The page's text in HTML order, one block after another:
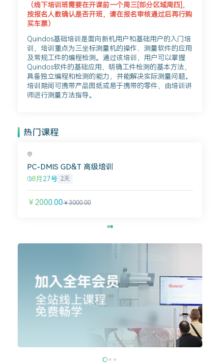
（线下培训班需要在开课前一个周三[部分区域周四]，
按报名人数确认是否开班，请在报名审核通过后再行购
买车票）
Quindos基础培训是面向新机用户和基础用户的入门培
训，培训重点为三坐标测量机的操作、测量软件的应用
及常规工件的编程检测。通过该培训，用户可以掌握
Quindos软件的基础应用，明确工件检测的基本方法，
具备独立编程和检测的能力，并能解决实际测量问题。
培训期间可携带产品图纸或易于携带的零件，由培训讲
师进行测量方法指导。
热门课程
PC-DMIS GD&T 高级培训
8月27号 2天
￥2000.00￥3000.00